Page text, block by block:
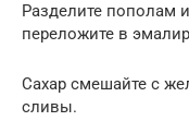
Разделите пополам
переложите в
Сахар смешайте с
сливы.